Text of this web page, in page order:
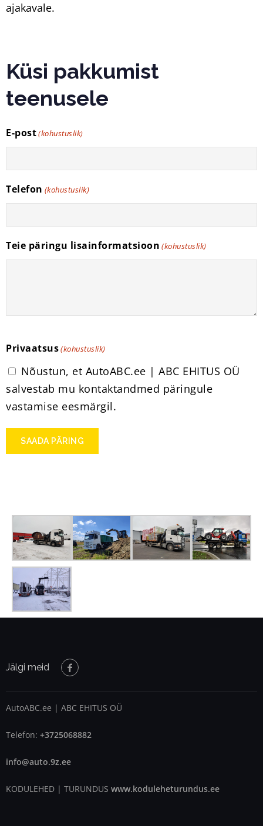
ajakavale.
Küsi pakkumist
teenusele
E-post(kohustuslik)
Telefon (kohustuslik)
Teie päringu lisainformatsioon (kohustuslik)
Privaatsus(kohustuslik)
Nõustun, et AutoABC.ee | ABC EHITUS OÜ
salvestab mu kontaktandmed päringule
vastamise eesmärgil.
Jälgi meid
AutoABC.ee | ABC EHITUS OÜ
Telefon: +3725068882
info@auto.9z.ee
KODULEHED | TURUNDUS www.koduleheturundus.ee